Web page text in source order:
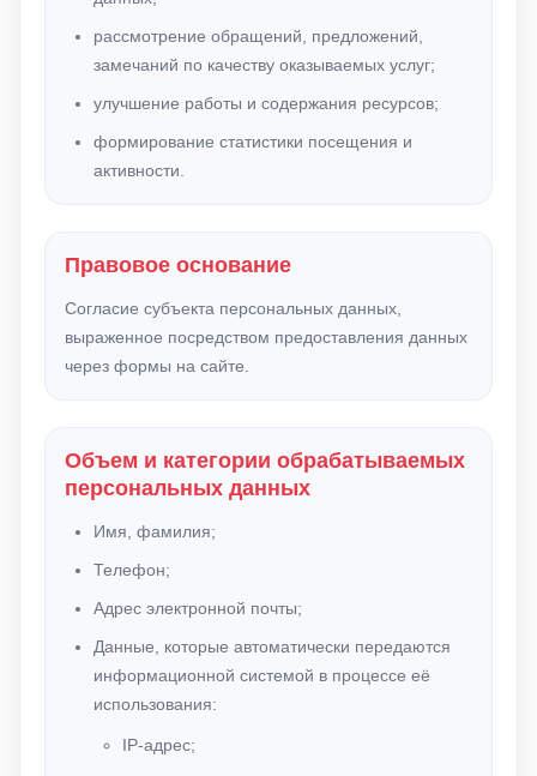
рассмотрение обращений, предложений,
замечаний по качеству оказываемых услуг;
улучшение работы и содержания ресурсов;
формирование статистики посещения и
активности.
Правовое основание
Согласие субъекта персональных данных,
выраженное посредством предоставления данных
через формы на сайте.
Объем и категории обрабатываемых
персональных данных
Имя, фамилия;
Телефон;
Адрес электронной почты;
Данные, которые автоматически передаются
информационной системой в процессе её
использования:
IP-адрес;